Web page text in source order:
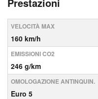
VELOCITÀ MAX
160 km/h
EMISSIONI CO2
246 g/km
OMOLOGAZIONE ANTINQUIN.
Euro 5